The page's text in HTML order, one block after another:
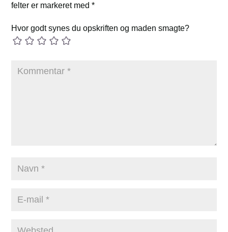
felter er markeret med*
Hvor godt synes du opskriften og maden smagte?